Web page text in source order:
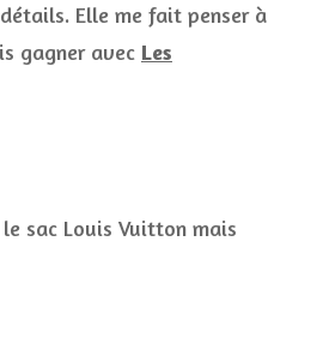
Elle me fait penser à
gagner avec Les
sac Louis Vuitton mais